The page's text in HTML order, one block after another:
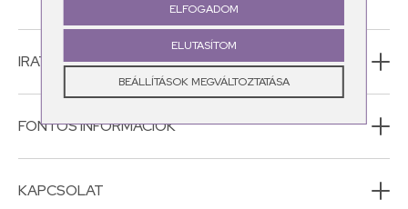
ELFOGADOM
ELUTASÍTOM
BEÁLLÍTÁSOK MEGVÁLTOZTATÁSA
IRATKOZZ FEL HÍRLEVELÜNKRE!
FONTOS INFORMÁCIÓK
KAPCSOLAT